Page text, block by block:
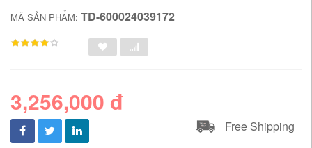
MÃ SẢN PHẨM: TD-600024039172
3,256,000 đ
Free Shipping